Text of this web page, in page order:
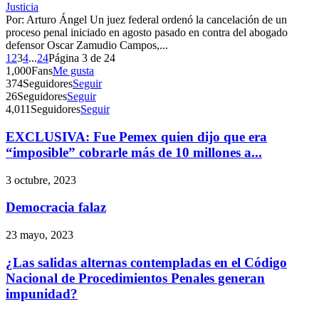
Justicia
Por: Arturo Ángel Un juez federal ordenó la cancelación de un
proceso penal iniciado en agosto pasado en contra del abogado
defensor Oscar Zamudio Campos,...
1 234...24Página 3 de 24
1,000FansMe gusta
374SeguidoresSeguir
26SeguidoresSeguir
4,011 SeguidoresSeguir
EXCLUSIVA: Fue Pemex quien dijo que era
“imposible” cobrarle más de 10 millones a...
3 octubre, 2023
Democracia falaz
23 mayo, 2023
¿Las salidas alternas contempladas en el Código
Nacional de Procedimientos Penales generan
impunidad?